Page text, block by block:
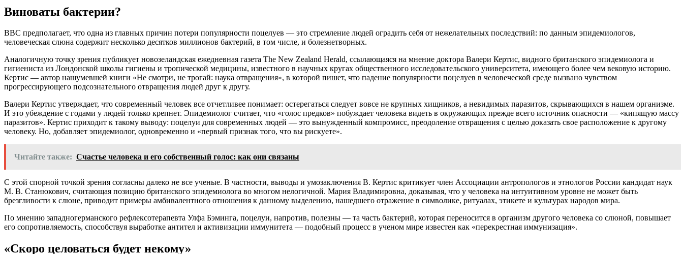
Виноваты бактерии?
ВВС предполагает, что одна из главных причин потери популярности поцелуев — это стремление людей оградить себя от нежелательных последствий: по данным эпидемиологов,
человеческая слюна содержит несколько десятков миллионов бактерий, в том числе, и болезнетворных.
Аналогичную точку зрения публикует новозеландская ежедневная газета The New Zealand Herald, ссылающаяся на мнение доктора Валери Кертис, видного британского эпидемиолога и
гигиениста из Лондонской школы гигиены и тропической медицины, известного в научных кругах общественного исследовательского университета, имеющего более чем вековую историю.
Кертис — автор нашумевшей книги «Не смотри, не трогай: наука отвращения», в которой пишет, что падение популярности поцелуев в человеческой среде вызвано чувством
прогрессирующего подсознательного отвращения людей друг к другу.
Валери Кертис утверждает, что современный человек все отчетливее понимает: остерегаться следует вовсе не крупных хищников, а невидимых паразитов, скрывающихся в нашем организме.
И это убеждение с годами у людей только крепнет. Эпидемиолог считает, что «голос предков» побуждает человека видеть в окружающих прежде всего источник опасности — «кипящую массу
паразитов». Кертис приходит к такому выводу: поцелуи для современных людей — это вынужденный компромисс, преодоление отвращения с целью доказать свое расположение к другому
человеку. Но, добавляет эпидемиолог, одновременно и «первый признак того, что вы рискуете».
Читайте также: Счастье человека и его собственный голос: как они связаны
С этой спорной точкой зрения согласны далеко не все ученые. В частности, выводы и умозаключения В. Кертис критикует член Ассоциации антропологов и этнологов России кандидат наук
М. В. Станюкович, считающая позицию британского эпидемиолога во многом нелогичной. Мария Владимировна, доказывая, что у человека на интуитивном уровне не может быть
брезгливости к слюне, приводит примеры амбивалентного отношения к данному выделению, нашедшего отражение в символике, ритуалах, этикете и культурах народов мира.
По мнению западногерманского рефлексотерапевта Улфа Бэминга, поцелуи, напротив, полезны — та часть бактерий, которая переносится в организм другого человека со слюной, повышает
его сопротивляемость, способствуя выработке антител и активизации иммунитета — подобный процесс в ученом мире известен как «перекрестная иммунизация».
«Скоро целоваться будет некому»